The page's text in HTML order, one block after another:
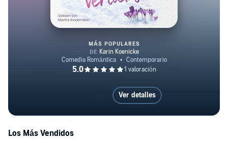
Winterfunkelnd verliebt
MÁS POPULARES
Ver detalles
Los Más Vendidos